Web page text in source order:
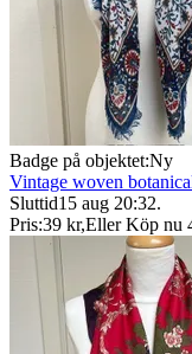
Badge på objektet:Ny
Vintage woven
Sluttid15 aug 20:32.
Pris:39 kr,Eller Köp nu